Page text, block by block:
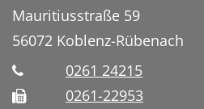
Mauritiusstraße 59
56072 Koblenz-Rübenach
0261 24215
0261-22953